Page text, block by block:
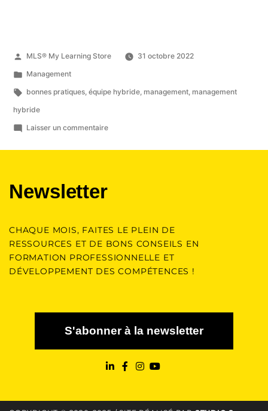
MLS® My Learning Store
31 octobre 2022
Management
bonnes pratiques,équipe hybride, management, management
hybride
Laisser un commentaire
Newsletter
CHAQUE MOIS, FAITES LE PLEIN DE
RESSOURCES ET DE BONS CONSEILS EN
FORMATION PROFESSIONNELLE ET
DÉVELOPPEMENT DES COMPÉTENCES !
S'abonner à la newsletter